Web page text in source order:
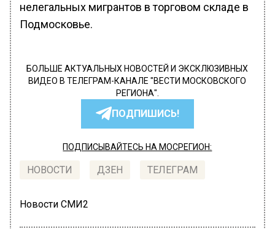
нелегальных мигрантов в торговом складе в
Подмосковье.
БОЛЬШЕ АКТУАЛЬНЫХ НОВОСТЕЙ И ЭКСКЛЮЗИВНЫХ
ВИДЕО В ТЕЛЕГРАМ-КАНАЛЕ "ВЕСТИ МОСКОВСКОГО
РЕГИОНА".
ПОДПИШИСЬ!
ПОДПИСЫВАЙТЕСЬ НА МОСРЕГИОН:
НОВОСТИ ДЗЕН ТЕЛЕГРАМ
Новости СМИ2